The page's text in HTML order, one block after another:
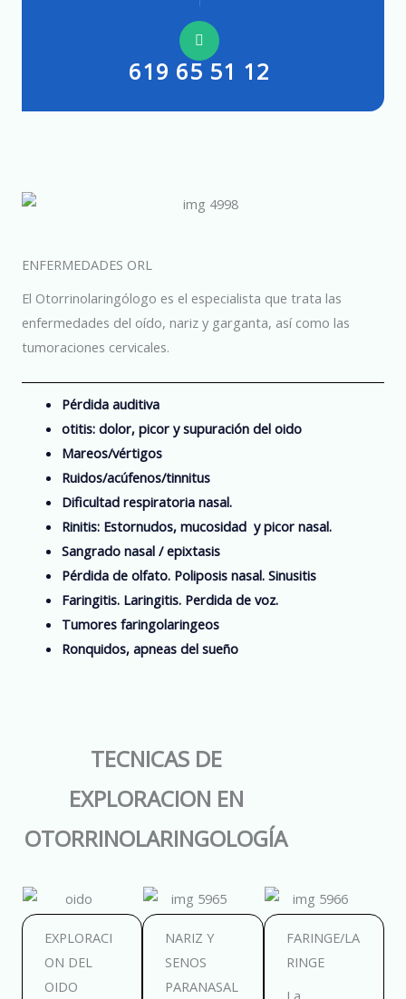
619 65 51 12
ENFERMEDADES ORL
El Otorrinolaringólogo es el especialista que trata las
enfermedades del oído, nariz y garganta, así como las
tumoraciones cervicales.
Pérdida auditiva
otitis: dolor, picor y supuración del oido
Mareos/vértigos
Ruidos/acúfenos/tinnitus
Dificultad respiratoria nasal.
Rinitis: Estornudos, mucosidad y picor nasal.
Sangrado nasal / epixtasis
Pérdida de olfato. Poliposis nasal. Sinusitis
Faringitis. Laringitis. Perdida de voz.
Tumores faringolaringeos
Ronquidos, apneas del sueño
TECNICAS DE
EXPLORACION EN
OTORRINOLARINGOLOGÍA
EXPLORACI
ON DEL
OIDO
NARIZ Y
SENOS
PARANASAL
FARINGE/LA
RINGE